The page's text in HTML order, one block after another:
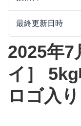
最終更新日時
2025年7
イ］ 5kg
ロゴ入り